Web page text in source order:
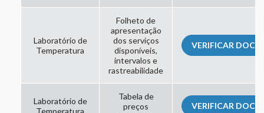
Laboratório de
Temperatura
Folheto de
apresentação
dos serviços
disponíveis,
intervalos e
rastreabilidade
VERIFICAR
Laboratório de
Temperatura
Tabela de
preços
VERIFICAR